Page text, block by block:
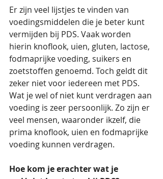
Er zijn veel lijstjes te vinden van
voedingsmiddelen die je beter kunt
vermijden bij PDS. Vaak worden
hierin knoflook, uien, gluten, lactose,
fodmaprijke voeding, suikers en
zoetstoffen genoemd. Toch geldt dit
zeker niet voor iedereen met PDS.
Wat je wel of niet kunt verdragen aan
voeding is zeer persoonlijk. Zo zijn er
veel mensen, waaronder ikzelf, die
prima knoflook, uien en fodmaprijke
voeding kunnen verdragen.
Hoe kom je erachter wat je